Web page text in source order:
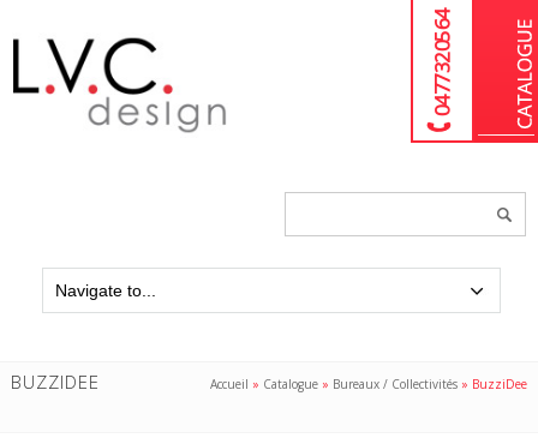
04 77 32 05 64
BUZZIDEE Accueil » Catalogue » Bureaux / Collectivités » BuzziDee